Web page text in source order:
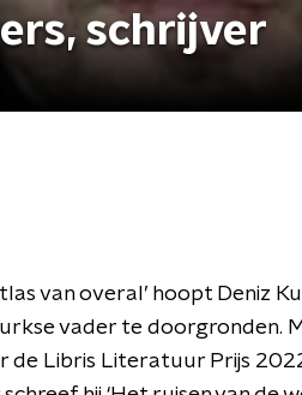
schrijver
van overal’ hoopt Deniz
vader te doorgronden.
de Libris Literatuur Prijs